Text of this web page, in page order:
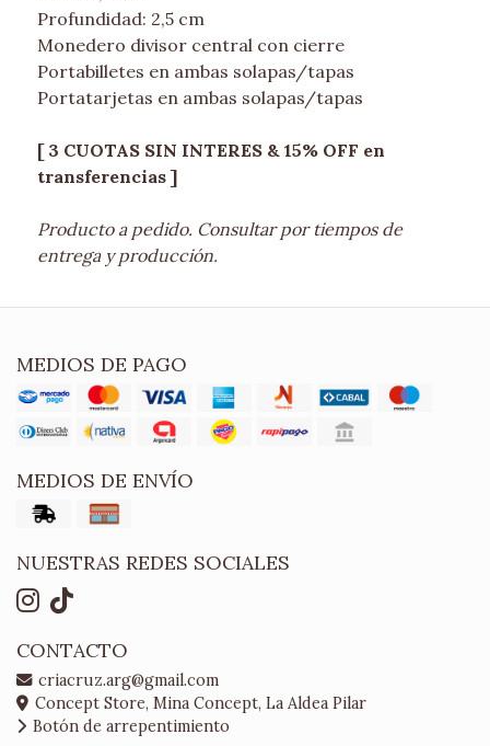
Profundidad: 2,5 cm
Monedero divisor central con cierre
Portabilletes en ambas solapas/tapas
Portatarjetas en ambas solapas/tapas
[ 3 CUOTAS SIN INTERES & 15% OFF en
transferencias ]
Producto a pedido. Consultar por tiempos de
entrega y producción.
MEDIOS DE PAGO
MEDIOS DE ENVÍO
NUESTRAS REDES SOCIALES
CONTACTO
criacruz.arg@gmail.com
Concept Store, Mina Concept, La Aldea Pilar
Botón de arrepentimiento